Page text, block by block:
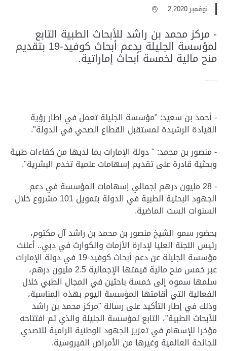
نوفمبر 2,2020
- مركز محمد بن راشد للأبحاث الطبية التابع
لمؤسسة الجليلة يدعم أبحاث كوفيد-19 بتقديم
منح مالية لخمسة أبحاث إماراتية.
- أحمد بن سعيد: "مؤسسة الجليلة تعمل في إطار رؤية
القيادة الرشيدة لمستقبل القطاع الصحي في الدولة".
- منصور بن محمد: " دولة الإمارات بما لديها من كفاءات طبية
وبحثية قادرة على تقديم إسهامات علمية تخدم البشرية".
- 28 مليون درهم إجمالي إسهامات المؤسسة في دعم
الجهود البحثية الطبية في الدولة بتمويل 101 مشروع خلال
السنوات الست الماضية.
بحضور سمو الشيخ منصور بن محمد بن راشد آل مكتوم،
رئيس اللجنة العليا لإدارة الأزمات والكوارث في دبي.. أعلنت
مؤسسة الجليلة عن دعم أبحاث كوفيد-19 في دولة الإمارات
عبر خمس منح مالية قيمتها الإجمالية 2.5 مليون درهم،
سلمها سموه إلى خمسة باحثين في المجال الطبي خلال
الفعالية التي أقامتها المؤسسة اليوم بهذه المناسبة،
وذلك في إطار التأكيد على رسالة "مركز محمد بن راشد
للأبحاث الطبية"، التابع لمؤسسة الجليلة والذي تم افتتاحه
مؤخرا للإسهام في تعزيز الجهود الوطنية الرامية للتصدي
للجائحة العالمية وغيرها من الأمراض الفيروسية.